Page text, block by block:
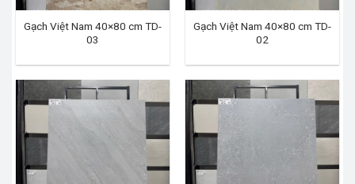
Gạch Việt Nam 40×80 cm TD-
03
Gạch Việt Nam 40×80 cm TD-
02